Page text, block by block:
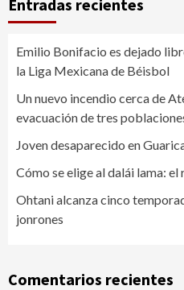
Entradas recientes
Emilio Bonifacio es dejado
la Liga Mexicana de Béisbol
Un nuevo incendio cerca de
evacuación de tres
Joven desaparecido en
Cómo se elige al dalái lama:
Ohtani alcanza cinco
jonrones
Comentarios recientes